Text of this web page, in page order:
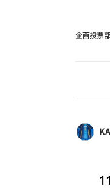
企画投票